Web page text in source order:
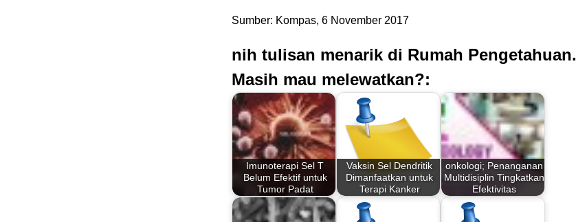
Sumber: Kompas, 6 November 2017
nih tulisan menarik di Rumah Pengetahuan.
Masih mau melewatkan?:
Imunoterapi Sel T
Belum Efektif untuk
Tumor Padat
Vaksin Sel Dendritik
Dimanfaatkan untuk
Terapi Kanker
onkologi; Penanganan
Multidisiplin Tingkatkan
Efektivitas